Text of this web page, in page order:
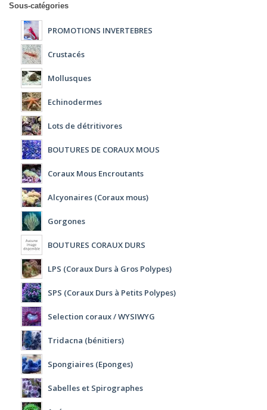
Sous-catégories
PROMOTIONS INVERTEBRES
Crustacés
Mollusques
Echinodermes
Lots de détritivores
BOUTURES DE CORAUX MOUS
Coraux Mous Encroutants
Alcyonaires (Coraux mous)
Gorgones
BOUTURES CORAUX DURS
LPS (Coraux Durs à Gros Polypes)
SPS (Coraux Durs à Petits Polypes)
Selection coraux / WYSIWYG
Tridacna (bénitiers)
Spongiaires (Eponges)
Sabelles et Spirographes